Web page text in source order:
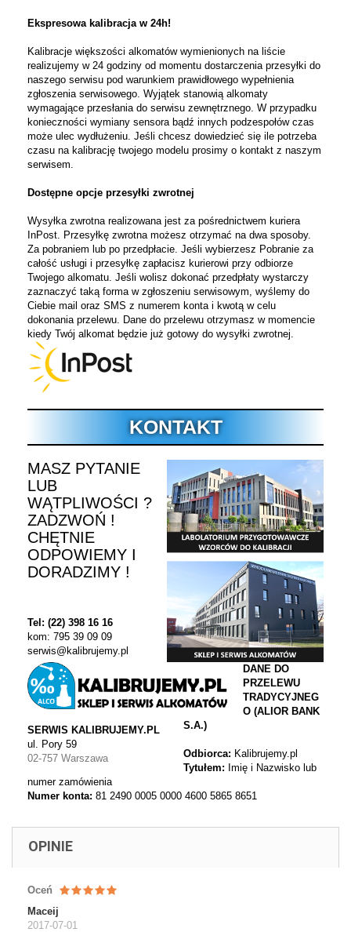
Ekspresowa kalibracja w 24h!
Kalibracje większości alkomatów wymienionych na liście
realizujemy w 24 godziny od momentu dostarczenia przesyłki do
naszego serwisu pod warunkiem prawidłowego wypełnienia
zgłoszenia serwisowego. Wyjątek stanowią alkomaty
wymagające przesłania do serwisu zewnętrznego. W przypadku
konieczności wymiany sensora bądź innych podzespołów czas
może ulec wydłużeniu. Jeśli chcesz dowiedzieć się ile potrzeba
czasu na kalibrację twojego modelu prosimy o kontakt z naszym
serwisem.
Dostępne opcje przesyłki zwrotnej
Wysyłka zwrotna realizowana jest za pośrednictwem kuriera
InPost. Przesyłkę zwrotna możesz otrzymać na dwa sposoby.
Za pobraniem lub po przedpłacie. Jeśli wybierzesz Pobranie za
całość usługi i przesyłkę zapłacisz kurierowi przy odbiorze
Twojego alkomatu. Jeśli wolisz dokonać przedpłaty wystarczy
zaznaczyć taką forma w zgłoszeniu serwisowym, wyślemy do
Ciebie mail oraz SMS z numerem konta i kwotą w celu
dokonania przelewu. Dane do przelewu otrzymasz w momencie
kiedy Twój alkomat będzie już gotowy do wysyłki zwrotnej.
KONTAKT
MASZ PYTANIE
LUB
WĄTPLIWOŚCI ?
ZADZWOŃ !
CHĘTNIE
ODPOWIEMY I
DORADZIMY !
SERWIS KALIBRUJEMY.PL
ul. Pory 59
02-757 Warszawa
Tel: (22) 398 16 16
kom: 795 39 09 09
serwis@kalibrujemy.pl
DANE DO
PRZELEWU
TRADYCYJNEG
O (ALIOR BANK
S.A.)
Odbiorca: Kalibrujemy.pl
Tytułem: Imię i Nazwisko lub
numer zamówienia
Numer konta: 81 2490 0005 0000 4600 5865 8651
OPINIE
Oceń
Maceij
2017-07-01